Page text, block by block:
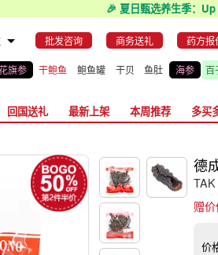
🎉 夏日甄选养生季：
批发咨询 商务送礼 药方报
旗参 干鲍鱼 鲍鱼罐 干贝 鱼肚 海参 百
回国送礼 最新上架 本周推荐 多买
德
赠
价